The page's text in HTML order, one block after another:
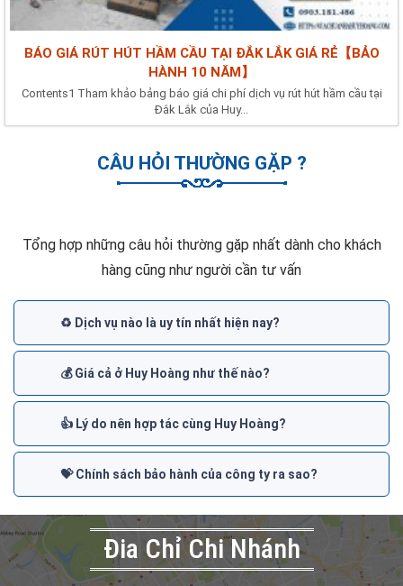
BÁO GIÁ RÚT HÚT HẦM CẦU TẠI ĐẮK LẮK GIÁ RẺ【BẢO
HÀNH 10 NĂM】
Contents1 Tham khảo bảng báo giá chi phí dịch vụ rút hút hầm cầu tại
Đắk Lắk của Huy...
CÂU HỎI THƯỜNG GẶP ?
Tổng hợp những câu hỏi thường gặp nhất dành cho khách
hàng cũng như người cần tư vấn
♻️ Dịch vụ nào là uy tín nhất hiện nay?
💰 Giá cả ở Huy Hoàng như thế nào?
👍 Lý do nên hợp tác cùng Huy Hoàng?
💝 Chính sách bảo hành của công ty ra sao?
Đia Chỉ Chi Nhánh